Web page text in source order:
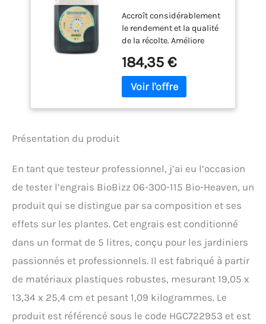
Accroît considérablement
le rendement et la qualité
de la récolte. Améliore
translocation des
éléments nutritifs tout en
éliminant les toxines
de 250 ml, 500 ml, 1 L et 5
184,35 €
Présentation du produit
En tant que testeur professionnel, j’ai eu l’occasion
de tester l’engrais BioBizz 06-300-115 Bio-Heaven, un
produit qui se distingue par sa composition et ses
effets sur les plantes. Cet engrais est conditionné
dans un format de 5 litres, conçu pour les jardiniers
passionnés et professionnels. Il est fabriqué à partir
de matériaux plastiques robustes, mesurant 19,05 x
13,34 x 25,4 cm et pesant 1,09 kilogrammes. Le
produit est référencé sous le code HGC722953 et est